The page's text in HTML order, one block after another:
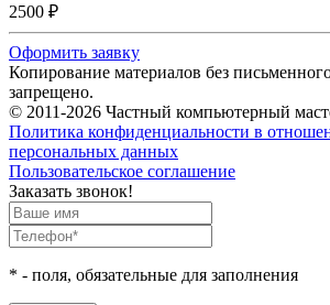
2500 ₽
Оформить заявку
Копирование материалов без
запрещено.
© 2011-2026 Частный компьютерный
Политика конфиденциальности в
персональных данных
Пользовательское соглашение
Заказать звонок!
* - поля, обязательные для заполнения